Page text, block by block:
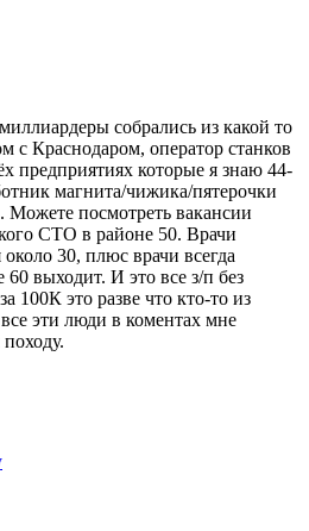
собрались из какой то
с Краснодаром, оператор станков
предприятиях которые я знаю 44-
магнита/чижика/пятерочки
Можете посмотреть вакансии
СТО в районе 50. Врачи
30, плюс врачи всегда
выходит. И это все з/п без
100К это разве что кто-то из
эти люди в коментах мне